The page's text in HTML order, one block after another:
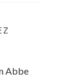
Abbe